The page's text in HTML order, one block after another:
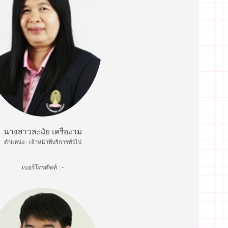
นางสาวละมัย เครืองาม
ตำแหน่ง : เจ้าหน้าที่บริการทั่วไป
เบอร์โทรศัพท์ : -